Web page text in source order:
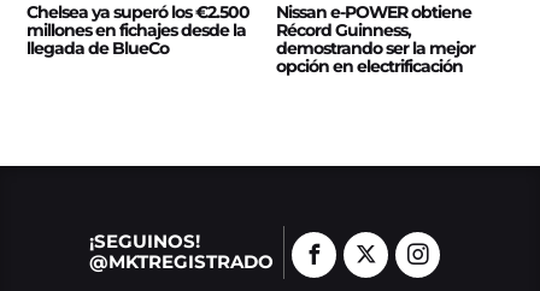
Chelsea ya superó los €2.500
millones en fichajes desde la
llegada de BlueCo
Nissan e‑POWER obtiene
Récord Guinness,
demostrando ser la mejor
opción en electrificación
¡SEGUINOS!
@MKTREGISTRADO